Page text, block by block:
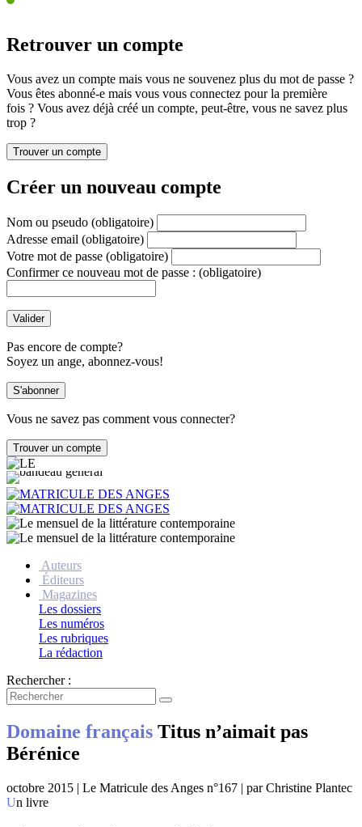
Retrouver un compte
Vous avez un compte mais vous ne souvenez plus du mot de passe ?
Vous êtes abonné-e mais vous vous connectez pour la première
fois ? Vous avez déjà créé un compte, peut-être, vous ne savez plus
trop ?
Créer un nouveau compte
Nom ou pseudo (obligatoire)
Adresse email (obligatoire)
Votre mot de passe (obligatoire)
Confirmer ce nouveau mot de passe : (obligatoire)
Pas encore de compte?
Soyez un ange, abonnez-vous!
Vous ne savez pas comment vous connecter?
Auteurs
Éditeurs
Magazines
Les dossiers
Les numéros
Les rubriques
La rédaction
Rechercher :
Domaine français Titus n’aimait pas
Bérénice
octobre 2015 | Le Matricule des Anges n°167 | par Christine Plantec
Un livre